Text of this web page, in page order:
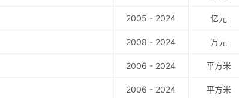
2005 - 2024 亿元
2008 - 2024 万元
2006 - 2024 平方米
2006 - 2024 平方米